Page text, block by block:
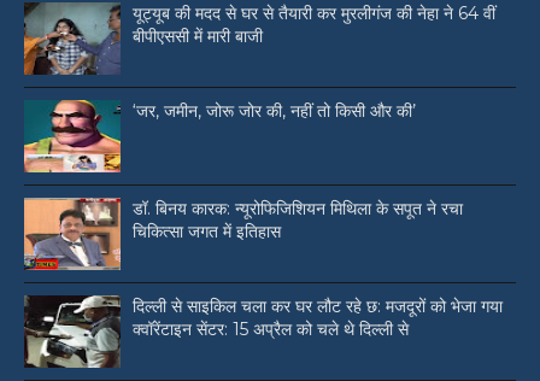
यूट्यूब की मदद से घर से तैयारी कर मुरलीगंज की नेहा ने 64 वीं
बीपीएससी में मारी बाजी
‘जर, जमीन, जोरू जोर की, नहीं तो किसी और की’
डॉ. बिनय कारक: न्यूरोफिजिशियन मिथिला के सपूत ने रचा
चिकित्सा जगत में इतिहास
दिल्ली से साइकिल चला कर घर लौट रहे छ: मजदूरों को भेजा गया
क्वॉरेंटाइन सेंटर: 15 अप्रैल को चले थे दिल्ली से